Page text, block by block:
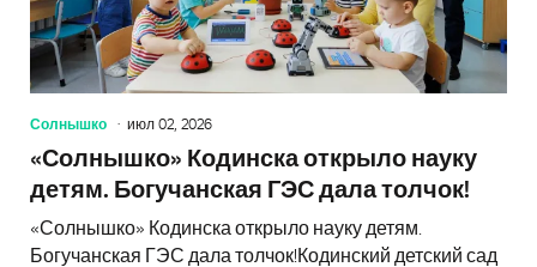
Солнышко июл 02, 2026
«Солнышко» Кодинска открыло науку
детям. Богучанская ГЭС дала толчок!
«Солнышко» Кодинска открыло науку детям.
Богучанская ГЭС дала толчок!Кодинский детский сад